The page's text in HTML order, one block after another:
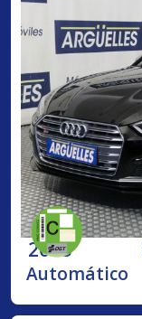
2018
Automático